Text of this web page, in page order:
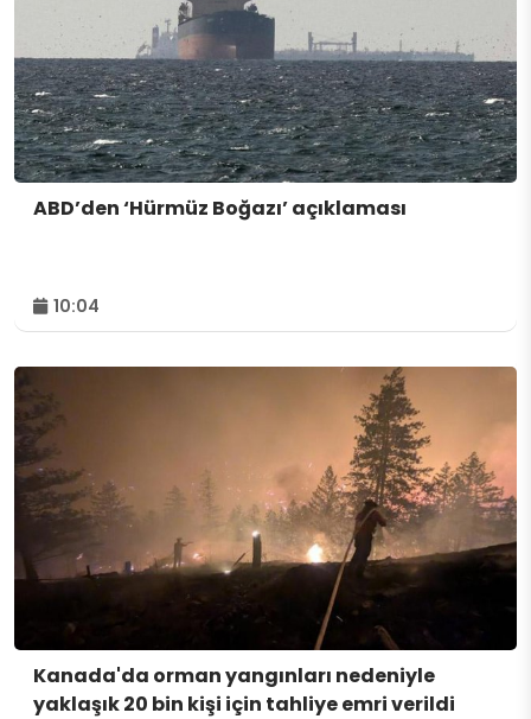
ABD’den ‘Hürmüz Boğazı’ açıklaması
10:04
Kanada'da orman yangınları nedeniyle
yaklaşık 20 bin kişi için tahliye emri verildi